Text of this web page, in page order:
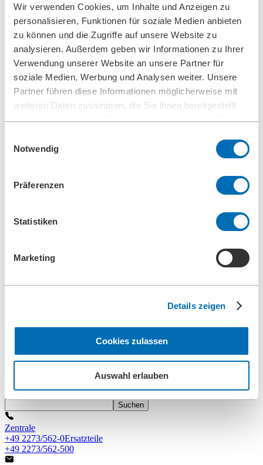
Wir verwenden Cookies, um Inhalte und Anzeigen zu
personalisieren, Funktionen für soziale Medien anbieten
zu können und die Zugriffe auf unsere Website zu
analysieren. Außerdem geben wir Informationen zu Ihrer
Verwendung unserer Website an unsere Partner für
soziale Medien, Werbung und Analysen weiter. Unsere
Partner führen diese Informationen möglicherweise mit
weiteren Daten zusammen, die Sie ihnen bereitgestellt
haben oder die sie im Rahmen Ihrer Nutzung der Dienste
Notwendig
Präferenzen
Statistiken
Marketing
Details zeigen
Cookies zulassen
Auswahl erlauben
Hochdruckreinigungsgerät Typ 5.04
Ultraschall-Reinigungsgerät Typ 5.05
BOLL CLEAN
Service
Inbetriebnahme
Wartung
Ersatzteile
Unternehmen
Karriere
Einsteiger und Erfahrene
Mechatroniker (m/w/d)
Industriekauffrau/-mann (m/w/d)
Leitbild Unternehmensphilosophie
Forschung & Entwicklung
Referenzen
News
Suchen
Zentrale
+49 2273/562-0Ersatzteile
+49 2273/562-500